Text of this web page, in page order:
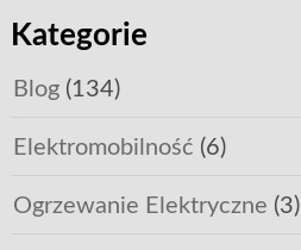
Kategorie
Blog(134)
Elektromobilność (6)
Ogrzewanie Elektryczne (3)